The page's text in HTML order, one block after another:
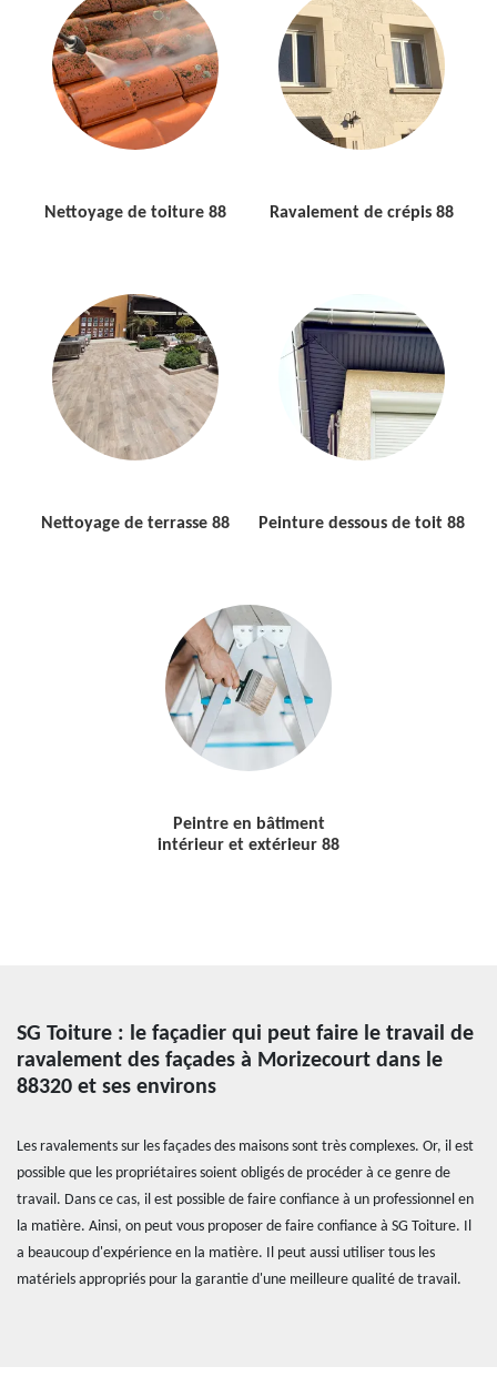
Nettoyage de toiture 88 Ravalement de crépis 88
Nettoyage de terrasse 88 Peinture dessous de toit 88
Peintre en bâtiment
intérieur et extérieur 88
SG Toiture : le façadier qui peut faire le travail de
ravalement des façades à Morizecourt dans le
88320 et ses environs
Les ravalements sur les façades des maisons sont très complexes. Or, il est
possible que les propriétaires soient obligés de procéder à ce genre de
travail. Dans ce cas, il est possible de faire confiance à un professionnel en
la matière. Ainsi, on peut vous proposer de faire confiance à SG Toiture. Il
a beaucoup d'expérience en la matière. Il peut aussi utiliser tous les
matériels appropriés pour la garantie d'une meilleure qualité de travail.